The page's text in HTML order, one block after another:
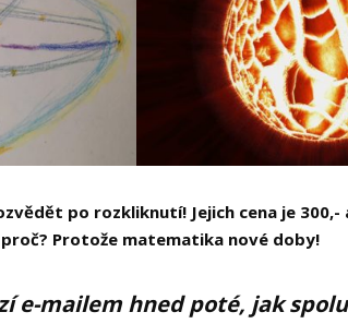
po rozkliknutí! Jejich cena je 300,-
Protože matematika nové doby!
e-mailem hned poté, jak